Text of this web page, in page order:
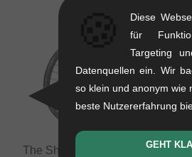
The Shadow Conspiracy
Diese
für
Targeting
Datenquellen ein. Wir
so klein und anonym wie
beste Nutzererfahrung
GEHT